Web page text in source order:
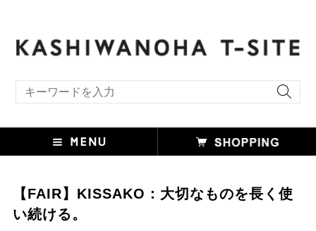
【FAIR】KISSAKO：大切なものを長く使
い続ける。